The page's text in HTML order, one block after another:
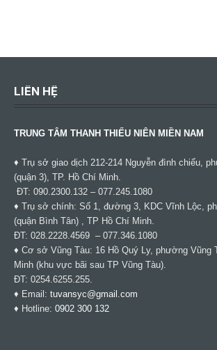
LIÊN HỆ
TRUNG TÂM THANH THIẾU NIÊN MIỀN NAM
♦ Trụ sở giao dịch 212-214 Nguyễn đình chiểu,
(quận 3), TP. Hồ Chí Minh.
ĐT: 090.2300.132 – 077.245.1080
♦ Trụ sở chính: Số 1, đường 3, KDC Vĩnh Lộc,
(quận Bình Tân) , TP Hồ Chí Minh.
ĐT: 028.2228.4569 – 077.346.1080
♦ Cơ sở Vũng Tàu: 16 Hồ Quý Ly, phường Vũng
Minh (khu vực bãi sau TP Vũng Tàu).
ĐT: 0254.6255.255.
♦ Email: tuvansyc@gmail.com
♦ Hotline: 0902 300 132